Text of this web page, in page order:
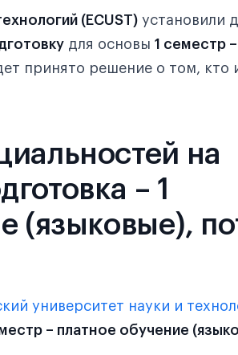
(ECUST) установили
для основы 1 семестр –
принято решение о том, кто
на
– 1
(языковые),
университет науки и
– платное обучение